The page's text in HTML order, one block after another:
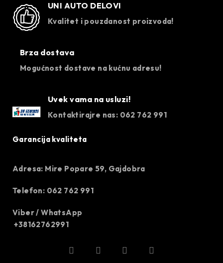
UNI AUTO DELOVI
Kvalitet i pouzdanost proizvoda!
Brza dostava
Mogućnost dostave na kućnu adresu!
Uvek vama na usluzi!
Kontaktirajre nas: 062 762 991
Garancija kvaliteta
Adresa: Mire Popare 59, Gajdobra
Telefon: 062 762 991
Viber / WhatsApp
+38162762991